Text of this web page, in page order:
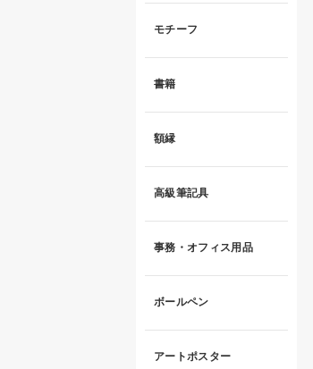
モチーフ
書籍
額縁
高級筆記具
事務・オフィス用品
ボールペン
アートポスター